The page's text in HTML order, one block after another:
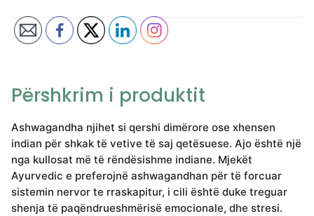
Përshkrim i produktit
Ashwagandha njihet si qershi dimërore ose xhensen
indian për shkak të vetive të saj qetësuese. Ajo është një
nga kullosat më të rëndësishme indiane. Mjekët
Ayurvedic e preferojnë ashwagandhan për të forcuar
sistemin nervor te rraskapitur, i cili është duke treguar
shenja të paqëndrueshmërisë emocionale, dhe stresi.